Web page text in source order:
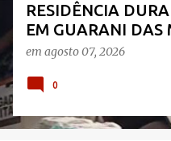
RESIDÊNCIA
EM GUARANI DAS
em agosto 07, 2026
0